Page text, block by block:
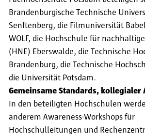
Brandenburgische Technische
Senftenberg, die Filmuniversität
WOLF, die Hochschule für
(HNE) Eberswalde, die Technische
Brandenburg, die Technische
die Universität Potsdam.
Gemeinsame Standards, kollegialer
In den beteiligten Hochschulen
anderem Awareness-Workshops für
Hochschulleitungen und